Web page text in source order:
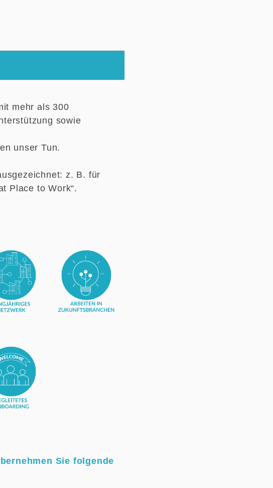
mehr als 300
sowie
unser Tun.
z. B. für
Place to Work“.
Sie folgende